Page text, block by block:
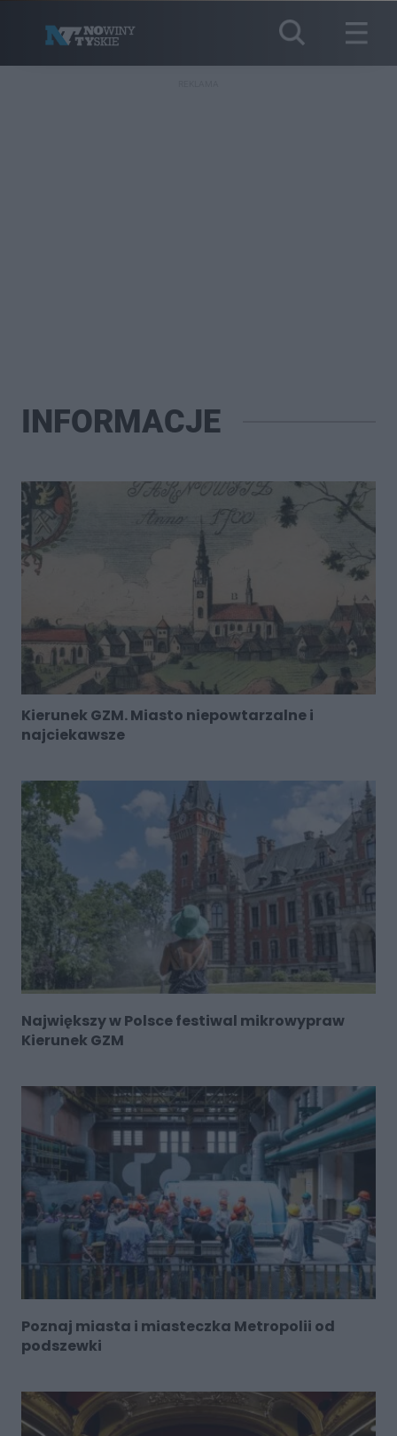
INFORMACJE
Kierunek GZM. Miasto niepowtarzalne i
najciekawsze
Największy w Polsce festiwal mikrowypraw
Kierunek GZM
Poznaj miasta i miasteczka Metropolii od
podszewki